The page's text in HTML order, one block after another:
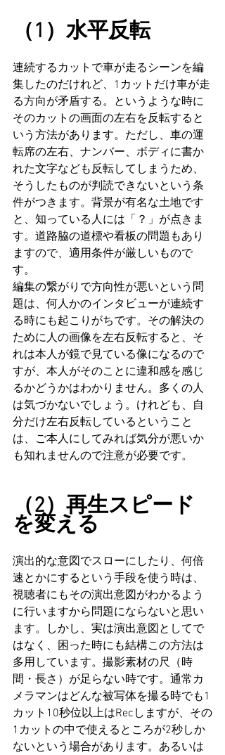
（1）水平反転
連続するカットで車が走るシーンを編
集したのだけれど、1カットだけ車が走
る方向が矛盾する。というような時に
そのカットの画面の左右を反転すると
いう方法があります。ただし、車の運
転席の左右、ナンバー、ボディに書か
れた文字なども反転してしまうため、
そうしたものが判読できないという条
件がつきます。背景が有名な土地です
と、知っている人には「？」が点きま
す。道路脇の道標や看板の問題もあり
ますので、適用条件が厳しいもので
す。
編集の繋がりで方向性が悪いという問
題は、何人かのインタビューが連続す
る時にも起こりがちです。その解決の
ために人の画像を左右反転すると、そ
れは本人が鏡で見ている像になるので
すが、本人がそのことに違和感を感じ
るかどうかはわかりません。多くの人
は気づかないでしょう。けれども、自
分だけ左右反転しているということ
は、ご本人にしてみれば気分が悪いか
も知れませんので注意が必要です。
（2）再生スピード
を変える
演出的な意図でスローにしたり、何倍
速とかにするという手段を使う時は、
視聴者にもその演出意図がわかるよう
に行いますから問題にならないと思い
ます。しかし、実は演出意図としてで
はなく、困った時にも結構この方法は
多用しています。撮影素材の尺（時
間・長さ）が足らない時です。通常カ
メラマンはどんな被写体を撮る時でも1
カット10秒位以上はRecしますが、その
1カットの中で使えるところが2秒しか
ないという場合があります。あるいは